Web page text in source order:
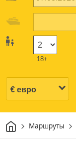
18+
ДомМаршруты